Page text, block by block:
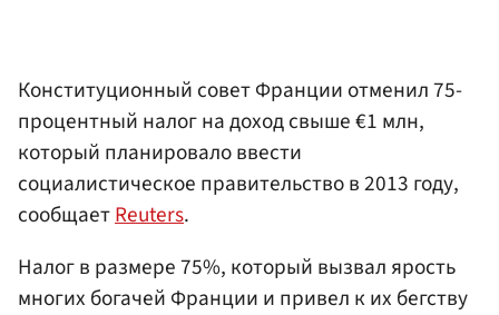
Конституционный совет Франции отменил 75-
процентный налог на доход свыше €1 млн,
который планировало ввести
социалистическое правительство в 2013 году,
сообщаетReuters.
Налог в размере 75%, который вызвал ярость
многих богачей Франции и привел к их бегству